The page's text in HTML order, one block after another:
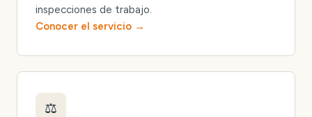
inspecciones de trabajo.
Conocer el servicio
⚖️